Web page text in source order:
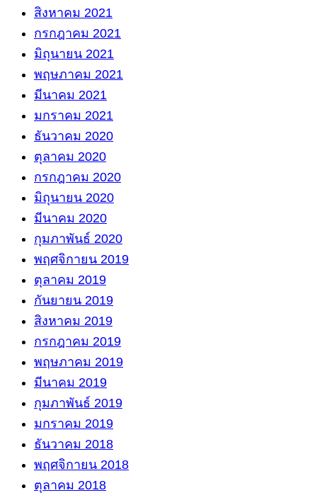
สิงหาคม 2021
กรกฎาคม 2021
มิถุนายน 2021
พฤษภาคม 2021
มีนาคม 2021
มกราคม 2021
ธันวาคม 2020
ตุลาคม 2020
กรกฎาคม 2020
มิถุนายน 2020
มีนาคม 2020
กุมภาพันธ์ 2020
พฤศจิกายน 2019
ตุลาคม 2019
กันยายน 2019
สิงหาคม 2019
กรกฎาคม 2019
พฤษภาคม 2019
มีนาคม 2019
กุมภาพันธ์ 2019
มกราคม 2019
ธันวาคม 2018
พฤศจิกายน 2018
ตุลาคม 2018